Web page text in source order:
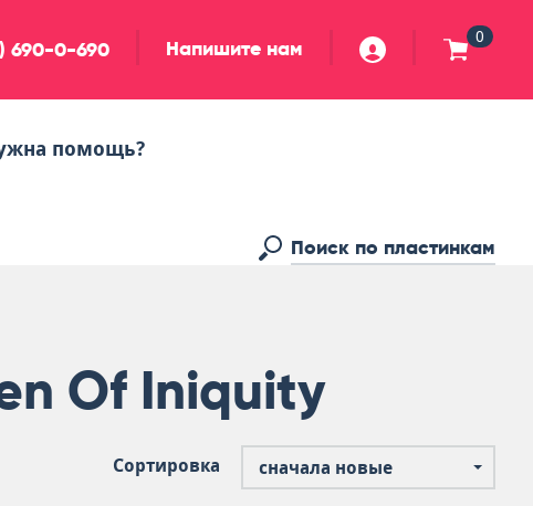
690-0-690 Напишите нам 0
помощь?
Of Iniquity
Сортировка сначала новые